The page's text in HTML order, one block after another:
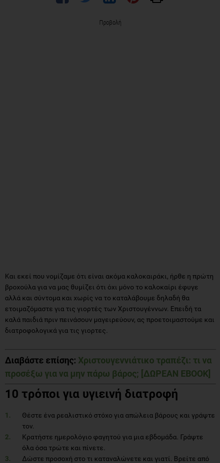
Προβολή
Και εκεί που νομίζαμε ότι είναι ακόμα καλοκαιράκι, ήρθε η πρώτη
βροχούλα για να μας θυμίζει ότι όχι μόνο το καλοκαίρι έφυγε
αλλά και σύντομα και χωρίς να το καταλάβουμε δηλαδή θα
ετοιμαζόμαστε για τις γιορτές των Χριστουγέννων. Eπειδή τα
καλά παιδιά πριν πεινάσουν μαγειρεύουν, ας προετοιμαστούμε και
διατροφολογικά για τις γιορτες.
Διαβάστε επίσης: Χριστουγεννιάτικο τραπέζι: τι να
προσέξω για να μην πάρω βάρος; [ΔΩΡΕΑΝ EBOOK]
10 τρόποι για υγιεινή διατροφή
Θέστε ένα ρεαλιστικό στόχο για απώλεια βάρους και γράψτε
τον.
Κρατήστε ημερολόγιo φαγητού για μια εβδομάδα. Γράψτε
όλα όσα τρώτε και πίνετε.
Δώστε προσοχή στο τι καταναλώνετε και γιατί. Βρείτε από